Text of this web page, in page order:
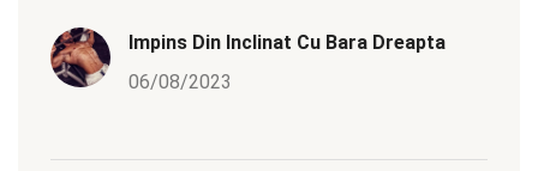
Impins Din Inclinat Cu Bara Dreapta
06/08/2023